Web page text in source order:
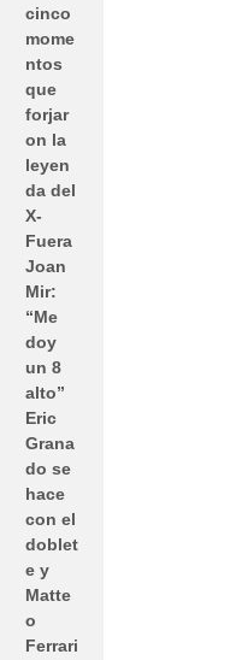
cinco
mome
ntos
que
forjar
on la
leyen
da del
X-
Fuera
Joan
Mir:
“Me
doy
un 8
alto”
Eric
Grana
do se
hace
con el
doblet
e y
Matte
o
Ferrari